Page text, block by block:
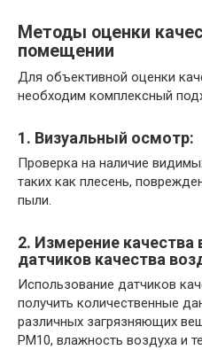
Методы оценки
помещении
Для объективной оценки
необходим комплексный
1. Визуальный осмотр:
Проверка на наличие
таких как плесень,
пыли.
2. Измерение
датчиков качества
Использование датчиков
получить количественные
различных загрязняющих
PM10, влажность воздуха и